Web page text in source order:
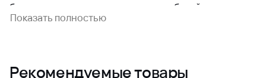
будь то романтическое свидание, юбилей или просто
желание порадовать близкого человека.
Показать полностью
Рекомендуемые товары